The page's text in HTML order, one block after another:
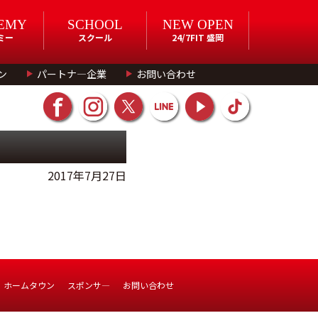
ー
SCHOOL
スクール
NEW OPEN
24/7FIT 盛岡
パートナ―企業 お問い合わせ
2017年7月27日
ホームタウン スポンサ― お問い合わせ